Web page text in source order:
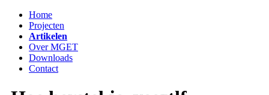
Home
Projecten
Artikelen
Over MGET
Downloads
Contact